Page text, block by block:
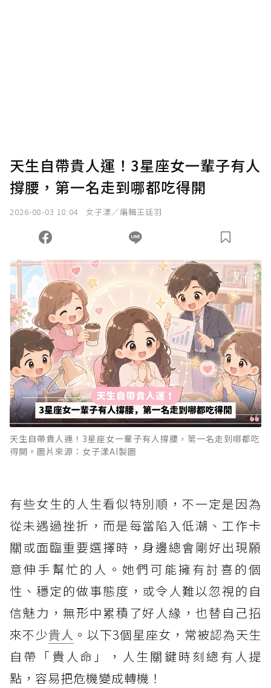
天生自帶貴人運！3星座女一輩子有人
撐腰，第一名走到哪都吃得開
2026-08-03 18:04 女子漾／編輯王廷羽
天生自帶貴人運！3星座女一輩子有人撐腰，第一名走到哪都吃
得開。圖片來源：女子漾AI製圖
有些女生的人生看似特別順，不一定是因為
從未遇過挫折，而是每當陷入低潮、工作卡
關或面臨重要選擇時，身邊總會剛好出現願
意伸手幫忙的人。她們可能擁有討喜的個
性、穩定的做事態度，或令人難以忽視的自
信魅力，無形中累積了好人緣，也替自己招
來不少貴人 。以下3個星座女，常被認為天生
自帶「貴人命」，人生關鍵時刻總有人提
點，容易把危機變成轉機！